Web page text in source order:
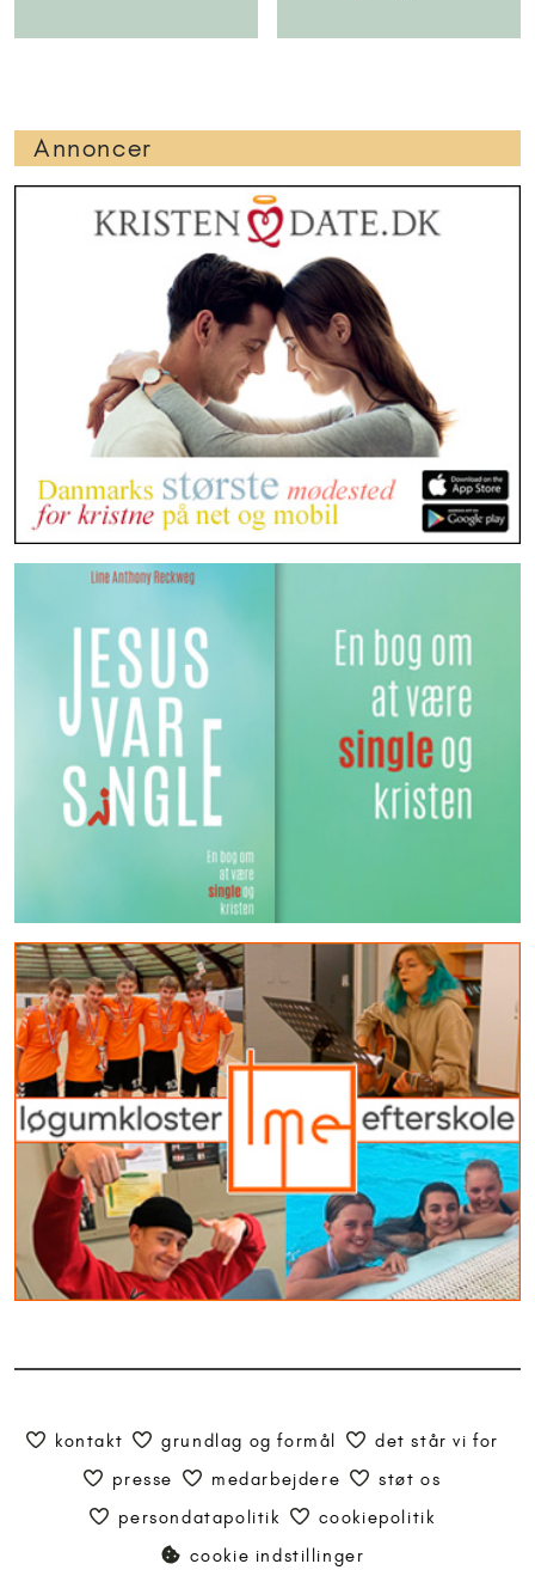
Annoncer
kontakt grundlag og formål
det står vi for
presse
medarbejdere
støt os
persondatapolitik
cookiepolitik
cookie indstillinger